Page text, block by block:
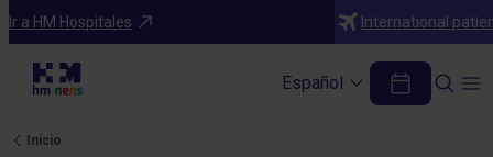
Ir a HM Hospitales International
Español
Inicio